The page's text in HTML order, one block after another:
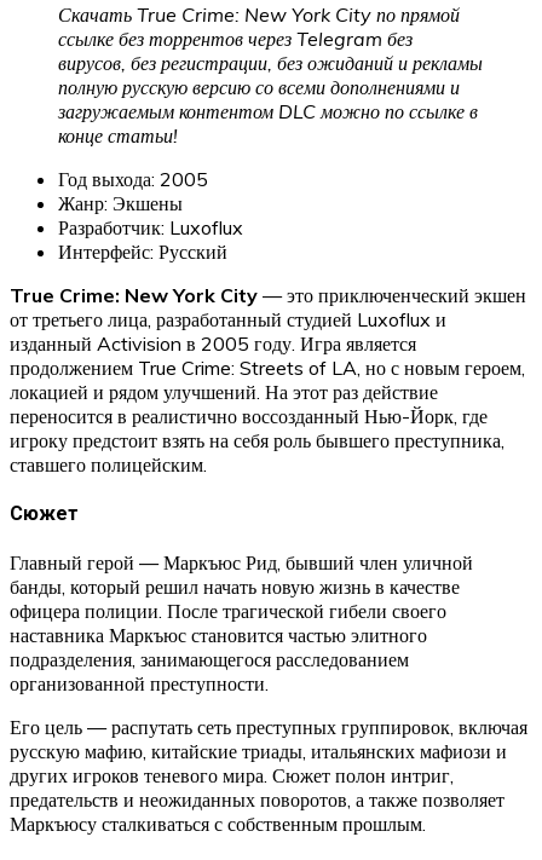
Скачать True Crime: New York City по прямой
ссылке без торрентов через Telegram без
вирусов, без регистрации, без ожиданий и рекламы
полную русскую версию со всеми дополнениями и
загружаемым контентом DLC можно по ссылке в
конце статьи!
Год выхода: 2005
Жанр: Экшены
Разработчик: Luxoflux
Интерфейс: Русский
True Crime: New York City — это приключенческий экшен
от третьего лица, разработанный студией Luxoflux и
изданный Activision в 2005 году. Игра является
продолжением True Crime: Streets of LA, но с новым героем,
локацией и рядом улучшений. На этот раз действие
переносится в реалистично воссозданный Нью-Йорк, где
игроку предстоит взять на себя роль бывшего преступника,
ставшего полицейским.
Сюжет
Главный герой — Маркъюс Рид, бывший член уличной
банды, который решил начать новую жизнь в качестве
офицера полиции. После трагической гибели своего
наставника Маркъюс становится частью элитного
подразделения, занимающегося расследованием
организованной преступности.
Его цель — распутать сеть преступных группировок, включая
русскую мафию, китайские триады, итальянских мафиози и
других игроков теневого мира. Сюжет полон интриг,
предательств и неожиданных поворотов, а также позволяет
Маркъюсу сталкиваться с собственным прошлым.